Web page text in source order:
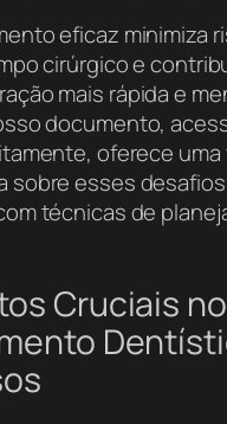
eficaz minimiza
cirúrgico e
mais rápida e
documento,
oferece uma
sobre esses
técnicas de
Cruciais no